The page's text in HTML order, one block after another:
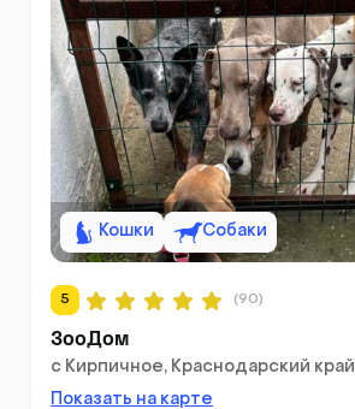
Кошки Собаки
5 (90)
ЗооДом
с Кирпичное, Краснодарский край
Показать на карте